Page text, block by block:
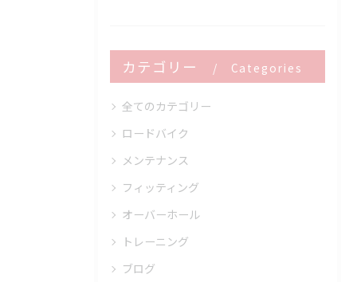
カテゴリー Categories
全てのカテゴリー
ロードバイク
メンテナンス
フィッティング
オーバーホール
トレーニング
ブログ